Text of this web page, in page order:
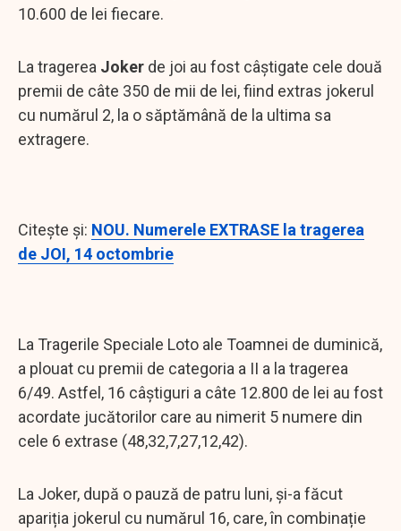
10.600 de lei fiecare.
La tragerea Joker de joi au fost câștigate cele două
premii de câte 350 de mii de lei, fiind extras jokerul
cu numărul 2, la o săptămână de la ultima sa
extragere.
Citește și: NOU. Numerele EXTRASE la tragerea
de JOI, 14 octombrie
La Tragerile Speciale Loto ale Toamnei de duminică,
a plouat cu premii de categoria a II a la tragerea
6/49. Astfel, 16 câștiguri a câte 12.800 de lei au fost
acordate jucătorilor care au nimerit 5 numere din
cele 6 extrase (48,32,7,27,12,42).
La Joker, după o pauză de patru luni, și-a făcut
apariția jokerul cu numărul 16, care, în combinație